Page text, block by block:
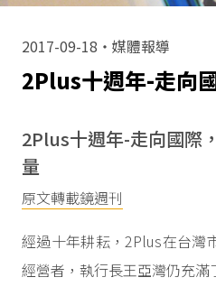
2017-09-18・ 媒體報導
2Plus十週年-走向
2Plus十週年-走向國際
量
原文轉載鏡週刊
經過十年耕耘，2Plus在台灣
經營者，執行長王亞灣仍充滿